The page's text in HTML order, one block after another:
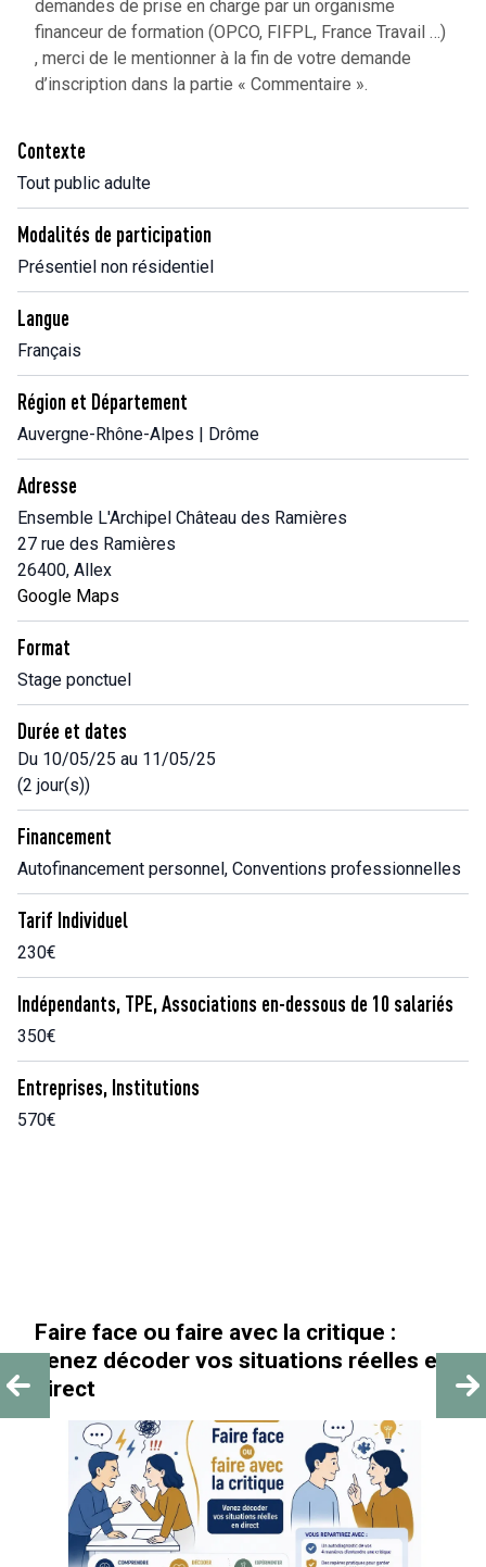
Contexte
Tout public adulte
Modalités de participation
Présentiel non résidentiel
Langue
Français
Région et Département
Auvergne-Rhône-Alpes | Drôme
Adresse
Ensemble L'Archipel Château des Ramières
27 rue des Ramières
26400, Allex
Google Maps
Format
Stage ponctuel
Durée et dates
Du 10/05/25 au 11/05/25
(2 jour(s))
Financement
Autofinancement personnel, Conventions professionnelles
Tarif Individuel
230€
Indépendants, TPE, Associations en-dessous de 10 salariés
350€
Entreprises, Institutions
570€
demandes de prise en charge par un organisme
financeur de formation (OPCO, FIFPL, France Travail …)
, merci de le mentionner à la fin de votre demande
d’inscription dans la partie « Commentaire ».
Faire face ou faire avec la critique :
venez décoder vos situations réelles en
direct